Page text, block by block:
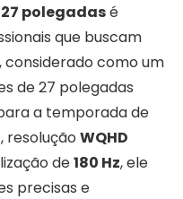
polegadasé
que buscam
considerado como um
de 27 polegadas
a temporada de
, resolução WQHD
de180 Hz, ele
precisas e